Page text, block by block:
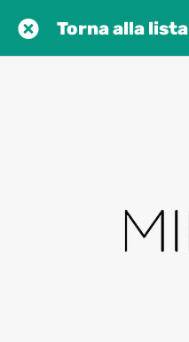
Torna alla lista